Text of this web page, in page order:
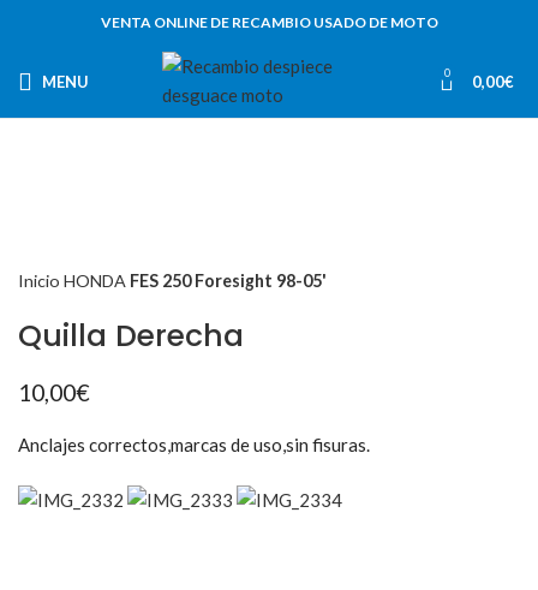
VENTA ONLINE DE RECAMBIO USADO DE MOTO
MENU 0 0,00€
Inicio HONDA FES 250 Foresight 98-05'
Quilla Derecha
10,00€
Anclajes correctos,marcas de uso,sin fisuras.